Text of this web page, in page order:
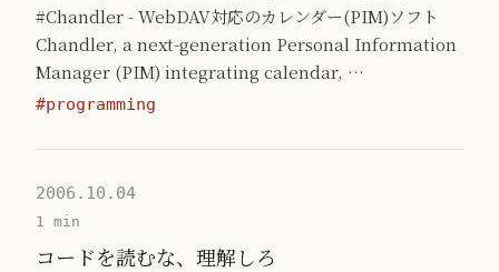
#Chandler - WebDAV対応のカレンダー(PIM)ソフト
Chandler, a next-generation Personal Information
Manager (PIM) integrating calendar, …
#programming
2006.10.04
1 min
コードを読むな、理解しろ